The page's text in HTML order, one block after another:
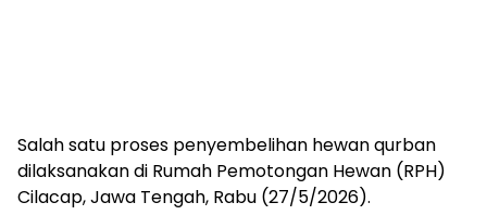
Salah satu proses penyembelihan hewan qurban
dilaksanakan di Rumah Pemotongan Hewan (RPH)
Cilacap, Jawa Tengah, Rabu (27/5/2026).